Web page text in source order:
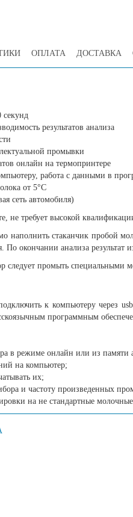
ОПЛАТА ДОСТАВКА
секунд
результатов анализа
промывки
онлайн на термопринтере
работа с данными в
от 5°С
сеть автомобиля)
не требует высокой
наполнить стаканчик пробой
окончании анализа результат
следует промыть
к компьютеру через
программным
в режиме онлайн или из памяти
на компьютер;
их;
и частоту произведенных
на не стандартные